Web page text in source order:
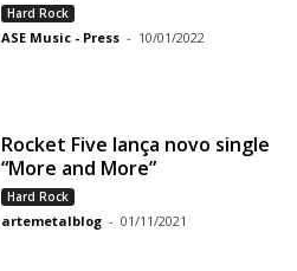
Hard Rock
ASE Music - Press - 10/01/2022
Rocket Five lança novo single
“More and More”
Hard Rock
artemetalblog - 01/11/2021